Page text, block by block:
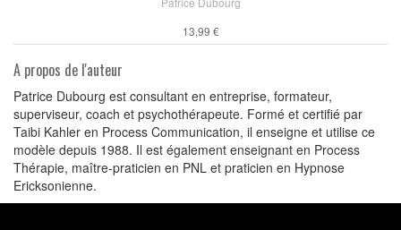
13,99 €
A propos de l'auteur
Patrice Dubourg est consultant en entreprise, formateur,
superviseur, coach et psychothérapeute. Formé et certifié par
Taibi Kahler en Process Communication, il enseigne et utilise ce
modèle depuis 1988. Il est également enseignant en Process
Thérapie, maître-praticien en PNL et praticien en Hypnose
Ericksonienne.